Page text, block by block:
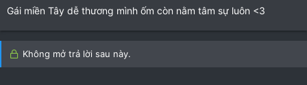
Gái miền Tây dễ thương mình ốm còn nằm tâm sự luôn <3
Không mở trả lời sau này.